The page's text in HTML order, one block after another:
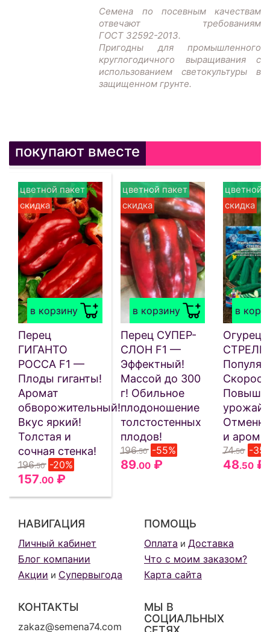
Семена по посевным качествам
отвечают требованиям
ГОСТ 32592-2013.
Пригодны для промышленного
круглогодичного выращивания с
использованием светокультуры в
защищенном грунте.
покупают вместе
в корзину
цветной пакет
скидка
Перец
ГИГАНТО
РОССА F1 —
Плоды гиганты!
Аромат
обворожительный!
Вкус яркий!
Толстая и
сочная стенка!
196.50 -20%
157.00 ₽
в корзину
цветной пакет
скидка
Перец СУПЕР-
СЛОН F1 —
Эффектный!
Массой до 300
г! Обильное
плодоношение
толстостенных
плодов!
196.50 -55%
89.00 ₽
в
цветной
скидка
Огурец
и
74.50 -
48.50 ₽
НАВИГАЦИЯ
Личный кабинет
Блог компании
Акции и Супервыгода
ПОМОЩЬ
Оплата и Доставка
Что с моим заказом?
Карта сайта
КОНТАКТЫ
zakaz@semena74.com
МЫ В
СОЦИАЛЬНЫХ